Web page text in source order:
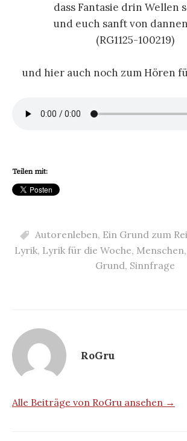
dass Fantasie drin Wellen
und euch sanft von
(RG1125-100219)
und hier auch noch zum Hören
Teilen mit:
Autorenleben, Ein Grund zum
Lyrik, Lyrik für die Woche, Menschen,
Grund, Sinnfrage
RoGru
Alle Beiträge von RoGru ansehen →